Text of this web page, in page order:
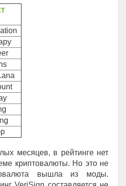
месяцев, в рейтинге нет
криптовалюты. Но это не
вышла из моды.